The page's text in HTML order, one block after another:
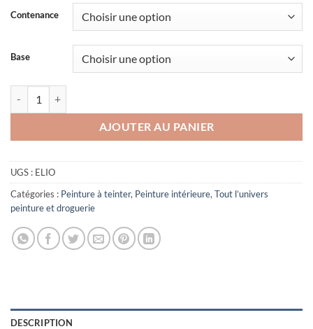
prix :
24,50 €
à
72,50 €
Contenance
Base
AJOUTER AU PANIER
UGS : ELIO
Catégories : Peinture à teinter, Peinture intérieure, Tout l’univers
peinture et droguerie
DESCRIPTION